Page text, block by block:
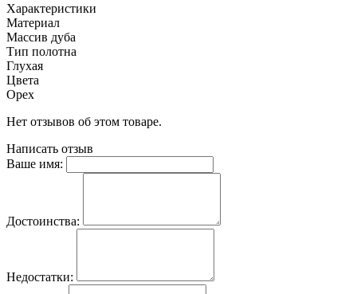
Характеристики
Материал
Массив дуба
Тип полотна
Глухая
Цвета
Орех
Нет отзывов об этом товаре.
Написать отзыв
Ваше имя:
Достоинства:
Недостатки: